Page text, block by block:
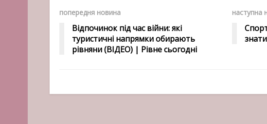
попередня новина
Відпочинок під час війни: які
туристичні напрямки обирають
рівняни (ВІДЕО) | Рівне сьогодні
наступна